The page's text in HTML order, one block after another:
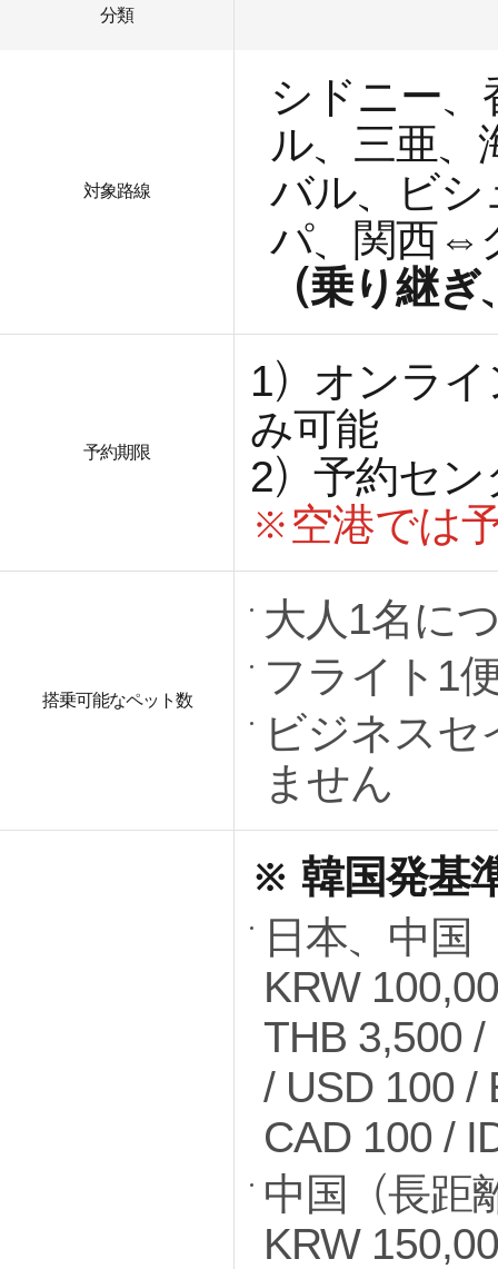
分類
対象路線
シドニー
ル、三亜
バル、ビシ
パ、関西⇔
（乗り継
予約期限
1）オンラ
み可能
2）予約セ
※空港では
搭乗可能なペット数
大人1名に
フライト1
ビジネス
ません
※ 韓国発
日本、中国
KRW
THB 3,500
/ USD 100 /
CAD 100 /
中国（長距
KRW